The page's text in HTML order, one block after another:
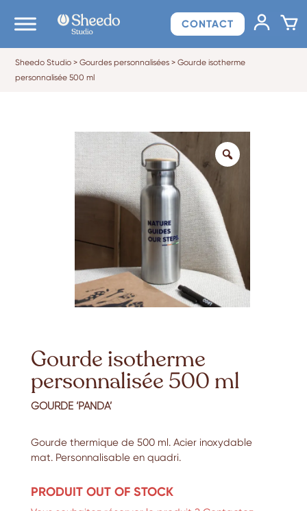
CONTACT
Sheedo Studio >Gourdes personnalisées >Gourde isotherme
personnalisée 500 ml
Gourde isotherme
personnalisée 500 ml
GOURDE ‘PANDA’
Gourde thermique de 500 ml. Acier inoxydable
mat. Personnalisable en quadri.
PRODUIT OUT OF STOCK